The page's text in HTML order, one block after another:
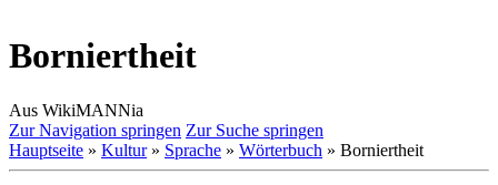
Borniertheit
Aus WikiMANNia
Zur Navigation springen Zur Suche springen
Hauptseite » Kultur» Sprache » Wörterbuch » Borniertheit